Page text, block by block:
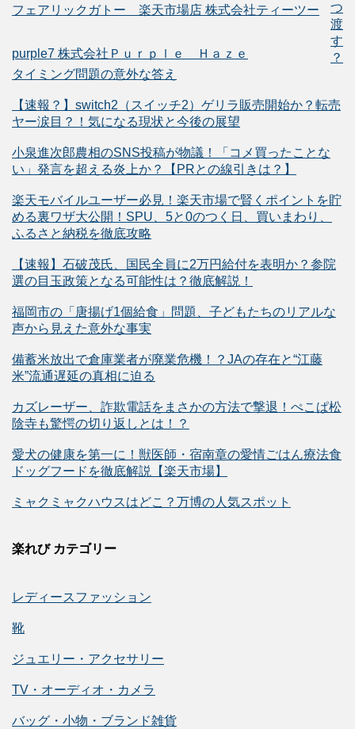
フェアリックガトー 楽天市場店 株式会社ティーツー
purple7 株式会社Ｐｕｒｐｌｅ Ｈａｚｅ
つ
渡
す
？
タイミング問題の意外な答え
【速報？】switch2（スイッチ2）ゲリラ販売開始か？転売
ヤー涙目？！気になる現状と今後の展望
小泉進次郎農相のSNS投稿が物議！「コメ買ったことな
い」発言を超える炎上か？【PRとの線引きは？】
楽天モバイルユーザー必見！楽天市場で賢くポイントを貯
める裏ワザ大公開！SPU、5と0のつく日、買いまわり、
ふるさと納税を徹底攻略
【速報】石破茂氏、国民全員に2万円給付を表明か？参院
選の目玉政策となる可能性は？徹底解説！
福岡市の「唐揚げ1個給食」問題、子どもたちのリアルな
声から見えた意外な事実
備蓄米放出で倉庫業者が廃業危機！？JAの存在と“江藤
米”流通遅延の真相に迫る
カズレーザー、詐欺電話をまさかの方法で撃退！ぺこぱ松
陰寺も驚愕の切り返しとは！？
愛犬の健康を第一に！獣医師・宿南章の愛情ごはん療法食
ドッグフードを徹底解説【楽天市場】
ミャクミャクハウスはどこ？万博の人気スポット
楽れび カテゴリー
レディースファッション
靴
ジュエリー・アクセサリー
TV・オーディオ・カメラ
バッグ・小物・ブランド雑貨